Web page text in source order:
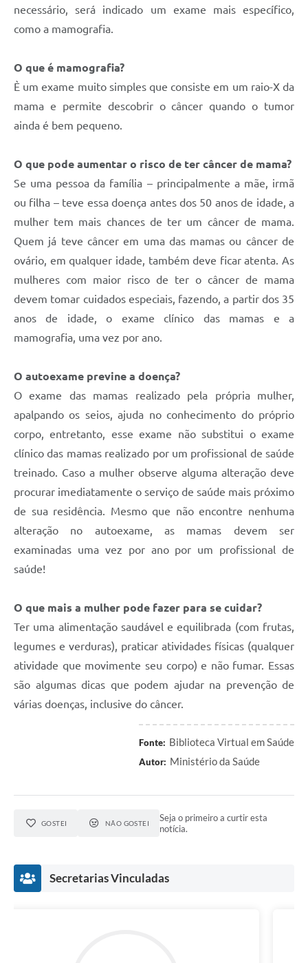
necessário, será indicado um exame mais específico,
como a mamografia.
O que é mamografia?
È um exame muito simples que consiste em um raio-X da
mama e permite descobrir o câncer quando o tumor
ainda é bem pequeno.
O que pode aumentar o risco de ter câncer de mama?
Se uma pessoa da família – principalmente a mãe, irmã
ou filha – teve essa doença antes dos 50 anos de idade, a
mulher tem mais chances de ter um câncer de mama.
Quem já teve câncer em uma das mamas ou câncer de
ovário, em qualquer idade, também deve ficar atenta. As
mulheres com maior risco de ter o câncer de mama
devem tomar cuidados especiais, fazendo, a partir dos 35
anos de idade, o exame clínico das mamas e a
mamografia, uma vez por ano.
O autoexame previne a doença?
O exame das mamas realizado pela própria mulher,
apalpando os seios, ajuda no conhecimento do próprio
corpo, entretanto, esse exame não substitui o exame
clínico das mamas realizado por um profissional de saúde
treinado. Caso a mulher observe alguma alteração deve
procurar imediatamente o serviço de saúde mais próximo
de sua residência. Mesmo que não encontre nenhuma
alteração no autoexame, as mamas devem ser
examinadas uma vez por ano por um profissional de
saúde!
O que mais a mulher pode fazer para se cuidar?
Ter uma alimentação saudável e equilibrada (com frutas,
legumes e verduras), praticar atividades físicas (qualquer
atividade que movimente seu corpo) e não fumar. Essas
são algumas dicas que podem ajudar na prevenção de
várias doenças, inclusive do câncer.
Fonte: Biblioteca Virtual em Saúde
Autor: Ministério da Saúde
GOSTEI NÃO GOSTEI
Seja o primeiro a curtir esta
notícia.
Secretarias Vinculadas